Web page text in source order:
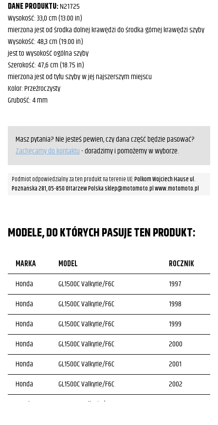
DANE PRODUKTU:N21725
Wysokość: 33,0 cm (13.00 in)
mierzona jest od środka dolnej krawędzi do środka górnej krawędzi szyby
Wysokość: 48,3 cm (19.00 in)
jest to wysokość ogólna szyby
Szerokość: 47,6 cm (18.75 in)
mierzona jest od tyłu szyby w jej najszerszym miejscu
Kolor: Przeźroczysty
Grubość: 4 mm
Masz pytania? Nie jesteś pewien, czy dana część będzie pasować?
Zachęcamy do kontaktu- doradzimy i pomożemy w wyborze.
Podmiot odpowiedzialny za ten produkt na terenie UE:Polkom Wojciech Hause ul.
Poznańska 281, 05-850 Ołtarzew Polska sklep@motomoto.pl www.motomoto.pl
MODELE, DO KTÓRYCH PASUJE TEN PRODUKT:
MARKA MODEL
ROCZNIK
Honda
GL1500C Valkyrie/F6C
1997
Honda
GL1500C Valkyrie/F6C
1998
Honda
GL1500C Valkyrie/F6C
1999
Honda
GL1500C Valkyrie/F6C
2000
Honda
GL1500C Valkyrie/F6C
2001
Honda
GL1500C Valkyrie/F6C
2002
Honda
GL1500C Valkyrie/F6C